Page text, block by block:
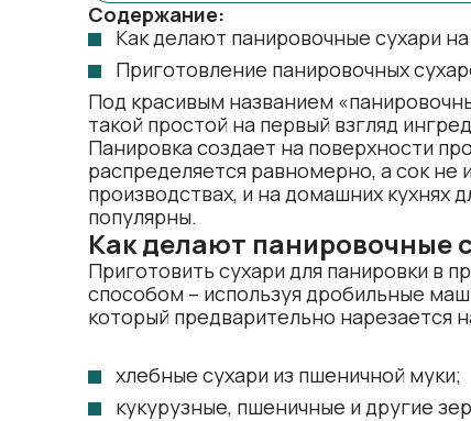
Содержание:
Как делают панировочные сухари
Приготовление панировочных
Под красивым названием
такой простой на первый взгляд
Панировка создает на поверхности
распределяется равномерно, а сок не
производствах, и на домашних кухнях
популярны.
Как делают панировочные
Приготовить сухари для панировки
способом – используя дробильные
который предварительно нарезается
хлебные сухари из пшеничной муки;
кукурузные, пшеничные и другие